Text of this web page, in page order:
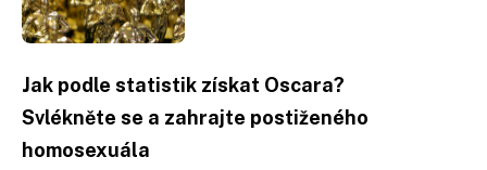
Jak podle statistik získat Oscara?
Svlékněte se a zahrajte postiženého
homosexuála